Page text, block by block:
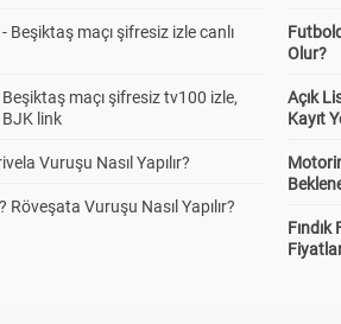
Beşiktaş maçı şifresiz izle canlı
maçı şifresiz tv100 izle,
link
Vuruşu Nasıl Yapılır?
Röveşata Vuruşu Nasıl Yapılır?
Olur?
Açık
Kayıt
Fındık